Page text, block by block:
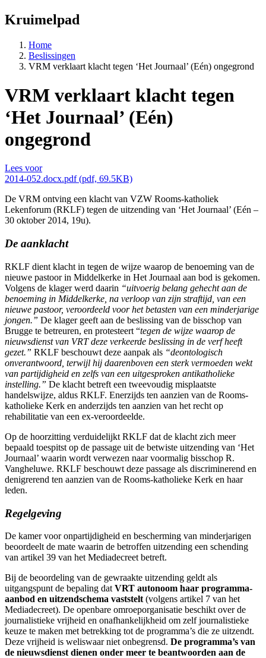
Kruimelpad
Home
Beslissingen
VRM verklaart klacht tegen ‘Het Journaal’ (Eén) ongegrond
VRM verklaart klacht tegen
‘Het Journaal’ (Eén)
ongegrond
Lees voor
2014-052.docx.pdf (pdf, 69.5KB)
De VRM ontving een klacht van VZW Rooms-katholiek
Lekenforum (RKLF) tegen de uitzending van ‘Het Journaal’ (Eén –
30 oktober 2014, 19u).
De aanklacht
RKLF dient klacht in tegen de wijze waarop de benoeming van de
nieuwe pastoor in Middelkerke in Het Journaal aan bod is gekomen.
Volgens de klager werd daarin “uitvoerig belang gehecht aan de
benoeming in Middelkerke, na verloop van zijn straftijd, van een
nieuwe pastoor, veroordeeld voor het betasten van een minderjarige
jongen.” De klager geeft aan de beslissing van de bisschop van
Brugge te betreuren, en protesteert “tegen de wijze waarop de
nieuwsdienst van VRT deze verkeerde beslissing in de verf heeft
gezet.” RKLF beschouwt deze aanpak als “deontologisch
onverantwoord, terwijl hij daarenboven een sterk vermoeden wekt
van partijdigheid en zelfs van een uitgesproken antikatholieke
instelling.” De klacht betreft een tweevoudig misplaatste
handelswijze, aldus RKLF. Enerzijds ten aanzien van de Rooms-
katholieke Kerk en anderzijds ten aanzien van het recht op
rehabilitatie van een ex-veroordeelde.
Op de hoorzitting verduidelijkt RKLF dat de klacht zich meer
bepaald toespitst op de passage uit de betwiste uitzending van ‘Het
Journaal’ waarin wordt verwezen naar voormalig bisschop R.
Vangheluwe. RKLF beschouwt deze passage als discriminerend en
denigrerend ten aanzien van de Rooms-katholieke Kerk en haar
leden.
Regelgeving
De kamer voor onpartijdigheid en bescherming van minderjarigen
beoordeelt de mate waarin de betroffen uitzending een schending
van artikel 39 van het Mediadecreet betreft.
Bij de beoordeling van de gewraakte uitzending geldt als
uitgangspunt de bepaling dat VRT autonoom haar programma-
aanbod en uitzendschema vaststelt (volgens artikel 7 van het
Mediadecreet). De openbare omroeporganisatie beschikt over de
journalistieke vrijheid en onafhankelijkheid om zelf journalistieke
keuze te maken met betrekking tot de programma’s die ze uitzendt.
Deze vrijheid is weliswaar niet onbegrensd. De programma’s van
de nieuwsdienst dienen onder meer te beantwoorden aan de